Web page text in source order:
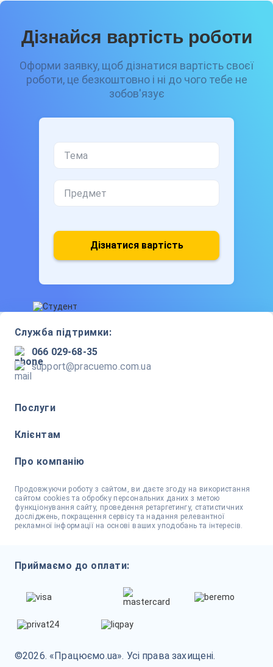
Дізнайся вартість роботи
Оформи заявку, щоб дізнатися вартість своєї
роботи, це безкоштовно і ні до чого тебе не
зобов'язує
Дізнатися вартість
Служба підтримки:
066 029-68-35
support@pracuemo.com.ua
Послуги
Клієнтам
Про компанію
Продовжуючи роботу з сайтом, ви даєте згоду на використання
сайтом cookies та обробку персональних даних з метою
функціонування сайту, проведення ретаргетингу, статистичних
досліджень, покращення сервісу та надання релевантної
рекламної інформації на основі ваших уподобань та інтересів.
Приймаємо до оплати:
©2026. «Працюємо.ua». Усі права захищені.